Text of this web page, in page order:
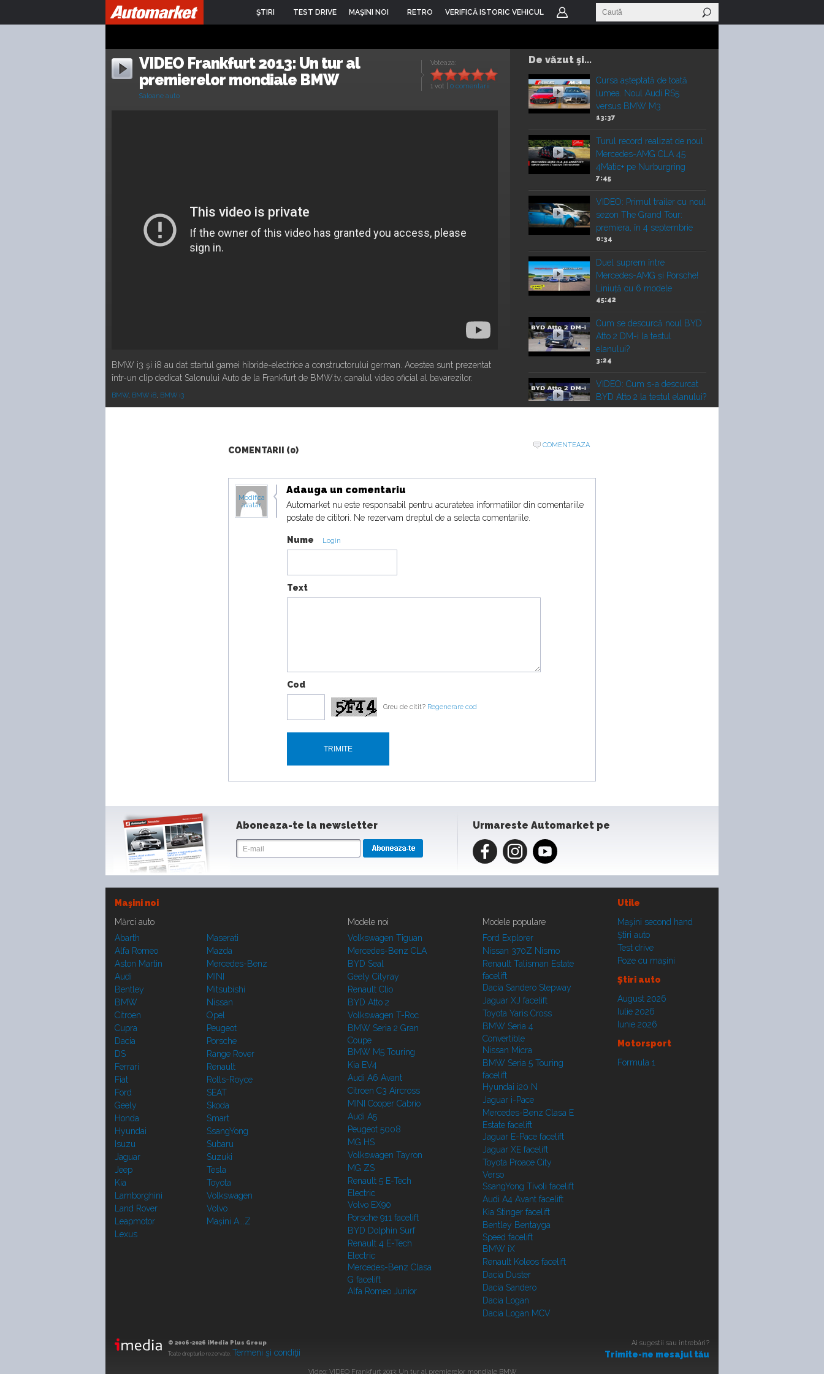
ŞTIRI TEST DRIVE MAŞINI NOI RETRO VERIFICĂ ISTORIC VEHICUL
Voteaza:
1 vot 0 comentarii
VIDEO Frankfurt 2013: Un tur al
premierelor mondiale BMW
Saloane auto
BMW i3 şi i8 au dat startul gamei hibride-electrice a constructorului german. Acestea sunt prezentat
într-un clip dedicat Salonului Auto de la Frankfurt de BMW.tv, canalul video oficial al bavarezilor.
BMW, BMW i8, BMW i3
De văzut şi...
Cursa așteptată de toată
lumea. Noul Audi RS5
versus BMW M3
13:37
Turul record realizat de noul
Mercedes-AMG CLA 45
4Matic+ pe Nurburgring
7:45
VIDEO: Primul trailer cu noul
sezon The Grand Tour:
premiera, în 4 septembrie
0:34
Duel suprem între
Mercedes-AMG și Porsche!
Liniuță cu 6 modele
45:42
Cum se descurcă noul BYD
Atto 2 DM-i la testul
elanului?
3:24
VIDEO: Cum s-a descurcat
BYD Atto 2 la testul elanului?
3:24
COMENTARII (0)
COMENTEAZA
Modifica
avatar
Adauga un comentariu
Automarket nu este responsabil pentru acuratetea informatiilor din comentariile
postate de cititori. Ne rezervam dreptul de a selecta comentariile.
Nume Login
Text
Cod
Greu de citit? Regenerare cod
Aboneaza-te la newsletter Urmareste Automarket pe
Maşini noi
Utile
Mărci auto
Abarth
Alfa Romeo
Aston Martin
Audi
Bentley
BMW
Citroen
Cupra
Dacia
DS
Ferrari
Fiat
Ford
Geely
Honda
Hyundai
Isuzu
Jaguar
Jeep
Kia
Lamborghini
Land Rover
Leapmotor
Lexus
Maserati
Mazda
Mercedes-Benz
MINI
Mitsubishi
Nissan
Opel
Peugeot
Porsche
Range Rover
Renault
Rolls-Royce
SEAT
Skoda
Smart
SsangYong
Subaru
Suzuki
Tesla
Toyota
Volkswagen
Volvo
Mașini A...Z
Modele noi
Volkswagen Tiguan
Mercedes-Benz CLA
BYD Seal
Geely Cityray
Renault Clio
BYD Atto 2
Volkswagen T-Roc
BMW Seria 2 Gran
Coupe
BMW M5 Touring
Kia EV4
Audi A6 Avant
Citroen C3 Aircross
MINI Cooper Cabrio
Audi A5
Peugeot 5008
MG HS
Volkswagen Tayron
MG ZS
Renault 5 E-Tech
Electric
Volvo EX90
Porsche 911 facelift
BYD Dolphin Surf
Renault 4 E-Tech
Electric
Mercedes-Benz Clasa
G facelift
Alfa Romeo Junior
Modele populare
Ford Explorer
Nissan 370Z Nismo
Renault Talisman Estate
facelift
Dacia Sandero Stepway
Jaguar XJ facelift
Toyota Yaris Cross
BMW Seria 4
Convertible
Nissan Micra
BMW Seria 5 Touring
facelift
Hyundai i20 N
Jaguar i-Pace
Mercedes-Benz Clasa E
Estate facelift
Jaguar E-Pace facelift
Jaguar XE facelift
Toyota Proace City
Verso
SsangYong Tivoli facelift
Audi A4 Avant facelift
Kia Stinger facelift
Bentley Bentayga
Speed facelift
BMW iX
Renault Koleos facelift
Dacia Duster
Dacia Sandero
Dacia Logan
Dacia Logan MCV
Maşini second hand
Ştiri auto
Test drive
Poze cu maşini
Ştiri auto
August 2026
Iulie 2026
Iunie 2026
Motorsport
Formula 1
© 2006-2026 iMedia Plus Group
Toate drepturile rezervate. Termeni şi condiţii
Ai sugestii sau intrebări?
Trimite-ne mesajul tău
Video: VIDEO Frankfurt 2013: Un tur al premierelor mondiale BMW